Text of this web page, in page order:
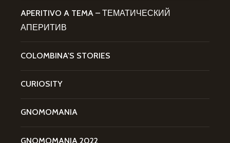
APERITIVO A TEMA – ТЕМАТИЧЕСКИЙ
АПЕРИТИВ
COLOMBINA'S STORIES
CURIOSITY
GNOMOMANIA
GNOMOMANIA 2022